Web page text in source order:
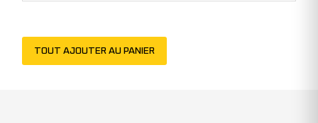
TOUT AJOUTER AU PANIER